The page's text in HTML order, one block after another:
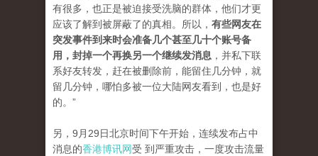
有很多，也正是被迫接受洗脑的群体，他们才更
应该了解到被屏蔽了的真相。所以， 有些网友在
突发事件到来时会准备几个甚至几十个账号备
用，封掉一个再换另一个继续发消息 ，并私下联
系好友转发，赶在被删除前，能留住几分钟，就
留几分钟，哪怕多被一位大陆网友看到，也是好
的。”
另，9月29日北京时间下午开始，连续发布占中
消息的香港博讯网受 到严重攻击，一度攻击流量